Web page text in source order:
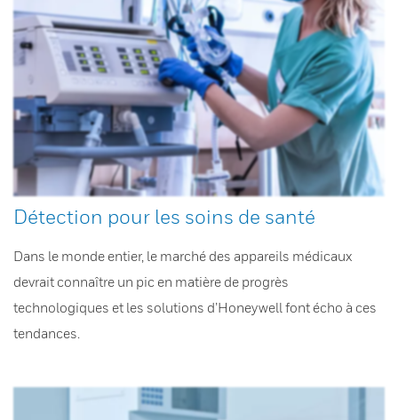
Détection pour les soins de santé
Dans le monde entier, le marché des appareils médicaux
devrait connaître un pic en matière de progrès
technologiques et les solutions d’Honeywell font écho à ces
tendances.